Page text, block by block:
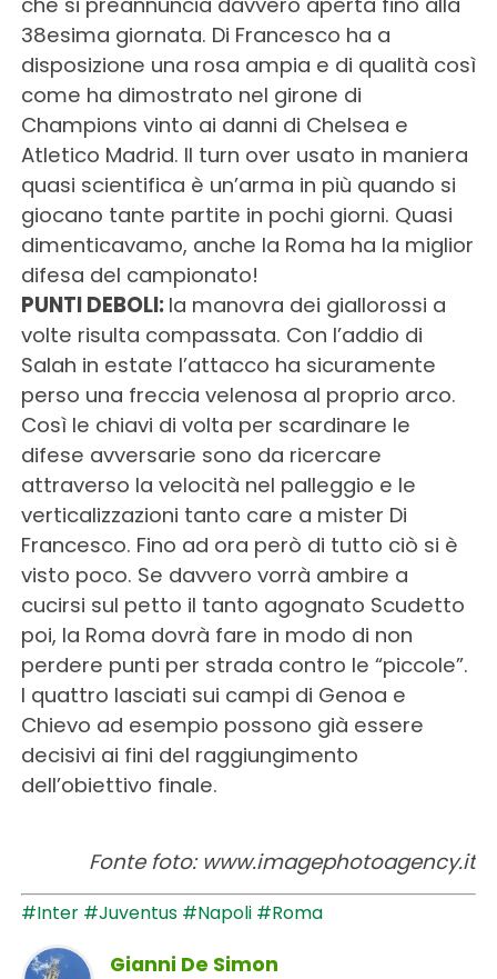
38esima giornata. Di Francesco ha a
disposizione una rosa ampia e di qualità così
come ha dimostrato nel girone di
Champions vinto ai danni di Chelsea e
Atletico Madrid. Il turn over usato in maniera
quasi scientifica è un’arma in più quando si
giocano tante partite in pochi giorni. Quasi
dimenticavamo, anche la Roma ha la miglior
difesa del campionato!
PUNTI DEBOLI: la manovra dei giallorossi a
volte risulta compassata. Con l’addio di
Salah in estate l’attacco ha sicuramente
perso una freccia velenosa al proprio arco.
Così le chiavi di volta per scardinare le
difese avversarie sono da ricercare
attraverso la velocità nel palleggio e le
verticalizzazioni tanto care a mister Di
Francesco. Fino ad ora però di tutto ciò si è
visto poco. Se davvero vorrà ambire a
cucirsi sul petto il tanto agognato Scudetto
poi, la Roma dovrà fare in modo di non
perdere punti per strada contro le “piccole”.
I quattro lasciati sui campi di Genoa e
Chievo ad esempio possono già essere
decisivi ai fini del raggiungimento
dell’obiettivo finale.
Fonte foto: www.imagephotoagency.it
#Inter #Juventus #Napoli #Roma
Gianni De Simon